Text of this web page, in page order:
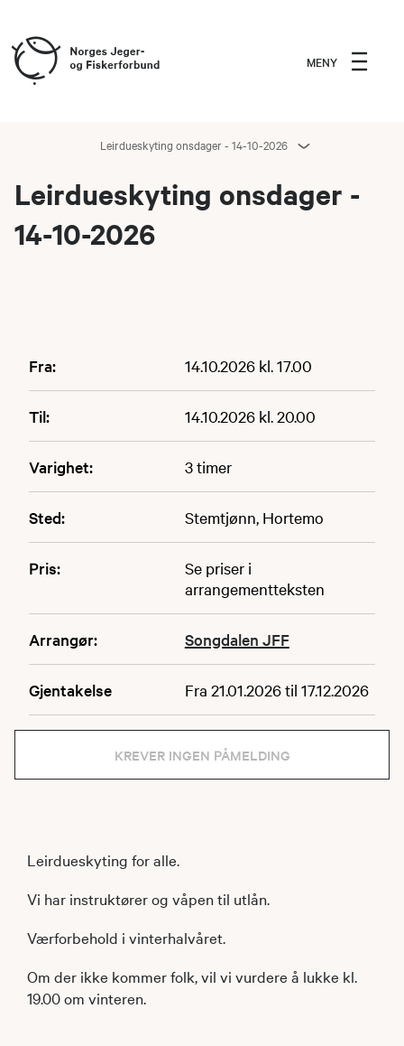
MENY
Leirdueskyting onsdager - 14-10-2026
Leirdueskyting onsdager -
14-10-2026
Fra: 14.10.2026 kl. 17.00
Til: 14.10.2026 kl. 20.00
Varighet: 3 timer
Sted: Stemtjønn, Hortemo
Pris:
Se priser i
arrangementteksten
Arrangør: Songdalen JFF
Gjentakelse Fra 21.01.2026 til 17.12.2026
KREVER INGEN PÅMELDING
Leirdueskyting for alle.
Vi har instruktører og våpen til utlån.
Værforbehold i vinterhalvåret.
Om der ikke kommer folk, vil vi vurdere å lukke kl.
19.00 om vinteren.